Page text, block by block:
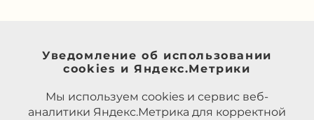
Уведомление об использовании
cookies и Яндекс.Метрики
Мы используем cookies и сервис веб-
аналитики Яндекс.Метрика для корректной